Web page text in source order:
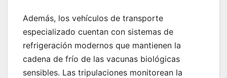
Además, los vehículos de transporte
especializado cuentan con sistemas de
refrigeración modernos que mantienen la
cadena de frío de las vacunas biológicas
sensibles. Las tripulaciones monitorean la